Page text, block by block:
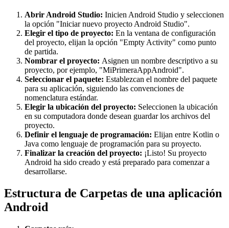
Abrir Android Studio: Inicien Android Studio y seleccionen
la opción "Iniciar nuevo proyecto Android Studio".
Elegir el tipo de proyecto: En la ventana de configuración
del proyecto, elijan la opción "Empty Activity" como punto
de partida.
Nombrar el proyecto: Asignen un nombre descriptivo a su
proyecto, por ejemplo, "MiPrimeraAppAndroid".
Seleccionar el paquete: Establezcan el nombre del paquete
para su aplicación, siguiendo las convenciones de
nomenclatura estándar.
Elegir la ubicación del proyecto: Seleccionen la ubicación
en su computadora donde desean guardar los archivos del
proyecto.
Definir el lenguaje de programación: Elijan entre Kotlin o
Java como lenguaje de programación para su proyecto.
Finalizar la creación del proyecto: ¡Listo! Su proyecto
Android ha sido creado y está preparado para comenzar a
desarrollarse.
Estructura de Carpetas de una aplicación
Android